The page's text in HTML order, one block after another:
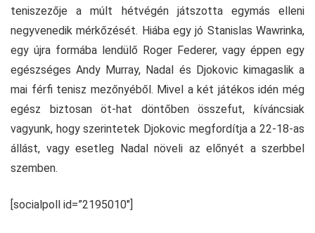
teniszezője a múlt hétvégén játszotta egymás elleni
negyvenedik mérkőzését. Hiába egy jó Stanislas Wawrinka,
egy újra formába lendülő Roger Federer, vagy éppen egy
egészséges Andy Murray, Nadal és Djokovic kimagaslik a
mai férfi tenisz mezőnyéből. Mivel a két játékos idén még
egész biztosan öt-hat döntőben összefut, kíváncsiak
vagyunk, hogy szerintetek Djokovic megfordítja a 22-18-as
állást, vagy esetleg Nadal növeli az előnyét a szerbbel
szemben.
[socialpoll id=”2195010″]